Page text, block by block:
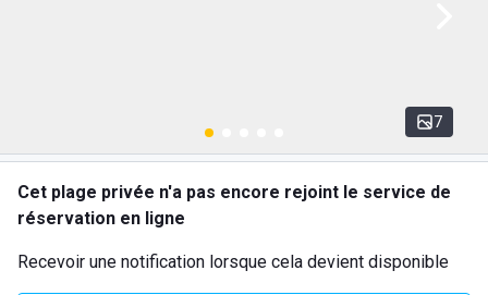
7
Cet plage privée n'a pas encore rejoint le service de
réservation en ligne
Recevoir une notification lorsque cela devient disponible